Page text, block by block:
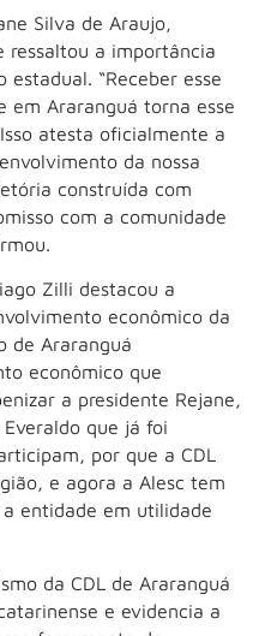
Silva de Araujo,
ressaltou a importância
“Receber esse
Araranguá torna esse
atesta oficialmente a
da nossa
construída com
com a comunidade
Zilli destacou a
econômico da
de Araranguá
econômico que
a presidente Rejane,
que já foi
por que a CDL
e agora a Alesc tem
entidade em utilidade
da CDL de Araranguá
e evidencia a